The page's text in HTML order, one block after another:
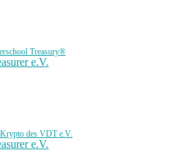
Treasury®
e.V.
des VDT e.V.
e.V.